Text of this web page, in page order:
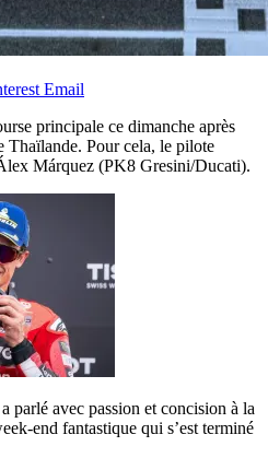
Email
principale ce dimanche après
Thaïlande. Pour cela, le pilote
Márquez (PK8 Gresini/Ducati).
parlé avec passion et concision à la
end fantastique qui s’est terminé